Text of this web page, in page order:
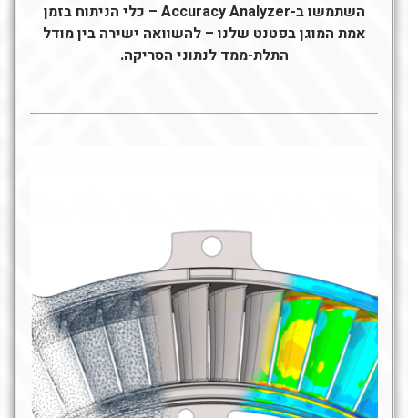
השתמשו ב-Accuracy Analyzer – כלי הניתוח בזמן
אמת המוגן בפטנט שלנו – להשוואה ישירה בין מודל
התלת-ממד לנתוני הסריקה.